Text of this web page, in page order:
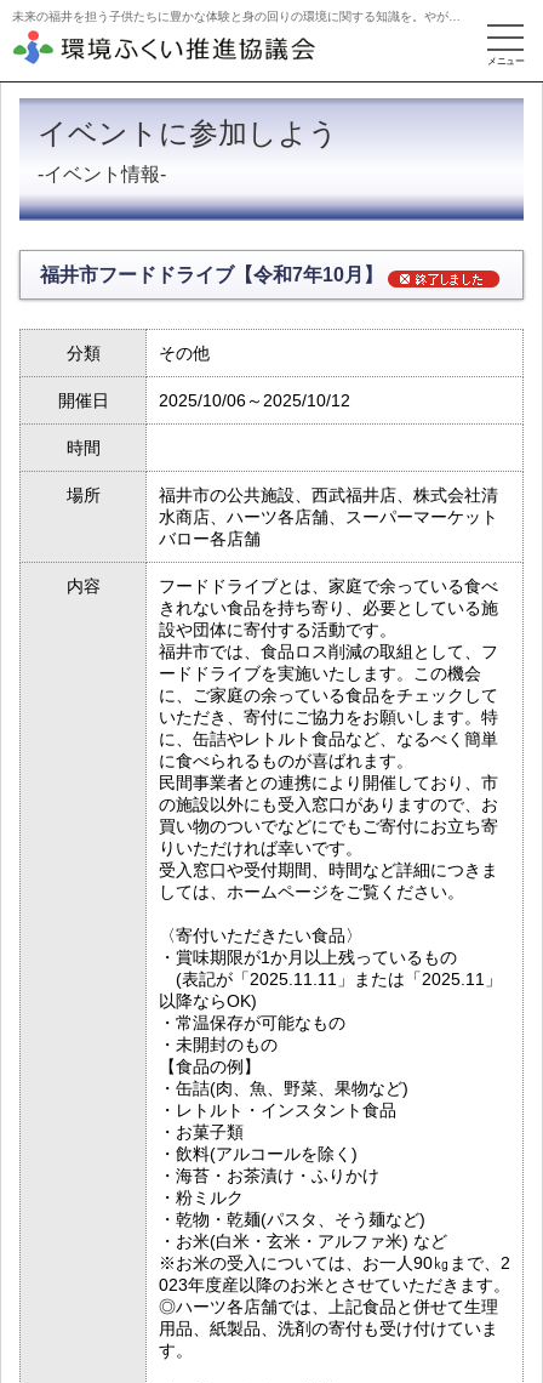
イベントに参加しよう
-イベント情報-
福井市フードドライブ【令和7年10月】
分類 その他
開催日 2025/10/06～2025/10/12
時間
場所
福井市の公共施設、西武福井店、株式会社清
水商店、ハーツ各店舗、スーパーマーケット
バロー各店舗
内容
フードドライブとは、家庭で余っている食べ
きれない食品を持ち寄り、必要としている施
設や団体に寄付する活動です。
福井市では、食品ロス削減の取組として、フ
ードドライブを実施いたします。この機会
に、ご家庭の余っている食品をチェックして
いただき、寄付にご協力をお願いします。特
に、缶詰やレトルト食品など、なるべく簡単
に食べられるものが喜ばれます。
民間事業者との連携により開催しており、市
の施設以外にも受入窓口がありますので、お
買い物のついでなどにでもご寄付にお立ち寄
りいただければ幸いです。
受入窓口や受付期間、時間など詳細につきま
しては、ホームページをご覧ください。
〈寄付いただきたい食品〉
・賞味期限が1か月以上残っているもの
(表記が「2025.11.11」または「2025.11」
以降ならOK)
・常温保存が可能なもの
・未開封のもの
【食品の例】
・缶詰(肉、魚、野菜、果物など)
・レトルト・インスタント食品
・お菓子類
・飲料(アルコールを除く)
・海苔・お茶漬け・ふりかけ
・粉ミルク
・乾物・乾麺(パスタ、そう麺など)
・お米(白米・玄米・アルファ米) など
※お米の受入については、お一人90㎏まで、2
023年度産以降のお米とさせていただきます。
◎ハーツ各店舗では、上記食品と併せて生理
用品、紙製品、洗剤の寄付も受け付けていま
す。